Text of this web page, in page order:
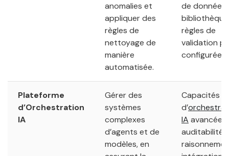
anomalies et
appliquer des
règles de
nettoyage de
manière
automatisée.
de données,
règles de
validation
configurées.
Plateforme
d’Orchestration
IA
Gérer des
systèmes
complexes
d’agents et de
modèles, en
Capacités
d’
IA avancées,
auditabilité